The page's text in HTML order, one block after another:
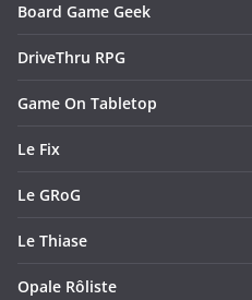
Board Game Geek
DriveThru RPG
Game On Tabletop
Le Fix
Le GRoG
Le Thiase
Opale Rôliste